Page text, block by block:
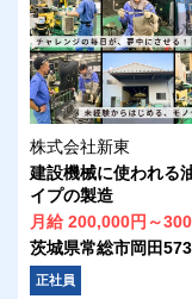
株式会社新東
建設機械に使われる
イプの製造
月給 200,000円～
茨城県常総市岡田573
正社員